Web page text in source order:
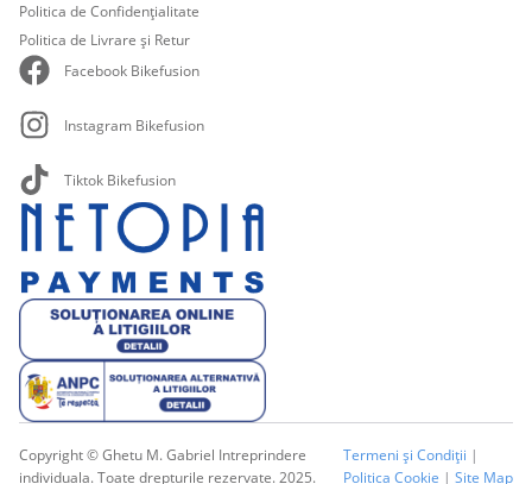
Politica de Confidențialitate
Politica de Livrare și Retur
Facebook Bikefusion
Instagram Bikefusion
Tiktok Bikefusion
Copyright © Ghetu M. Gabriel Intreprindere
individuala. Toate drepturile rezervate. 2025.
Termeni și Condiții |
Politica Cookie | Site Map